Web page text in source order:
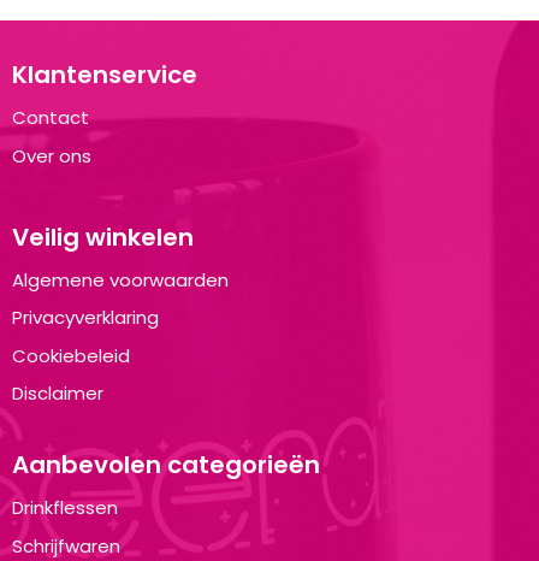
Klantenservice
Contact
Over ons
Veilig winkelen
Algemene voorwaarden
Privacyverklaring
Cookiebeleid
Disclaimer
Aanbevolen categorieën
Drinkflessen
Schrijfwaren